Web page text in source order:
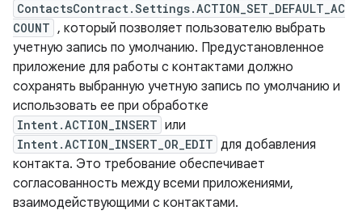
ContactsContract.Settings.ACTION_SET_DEFAULT_AC
COUNT , который позволяет пользователю выбрать
учетную запись по умолчанию. Предустановленное
приложение для работы с контактами должно
сохранять выбранную учетную запись по умолчанию и
использовать ее при обработке
Intent.ACTION_INSERT или
Intent.ACTION_INSERT_OR_EDIT для добавления
контакта. Это требование обеспечивает
согласованность между всеми приложениями,
взаимодействующими с контактами.